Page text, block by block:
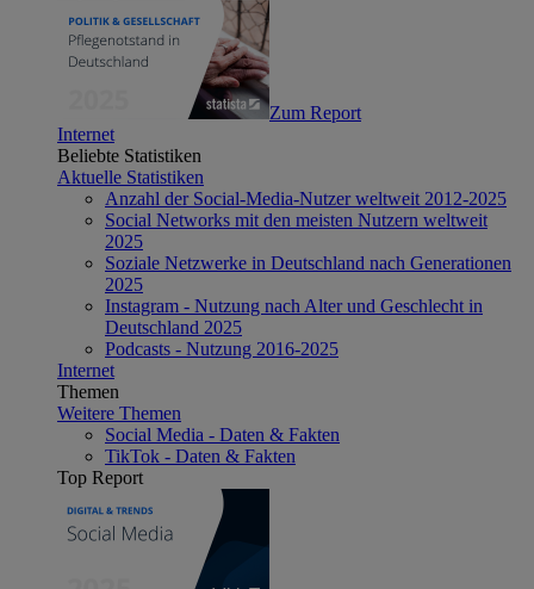
Zum Report
Internet
Beliebte Statistiken
Aktuelle Statistiken
Anzahl der Social-Media-Nutzer weltweit 2012-2025
Social Networks mit den meisten Nutzern weltweit
2025
Soziale Netzwerke in Deutschland nach Generationen
2025
Instagram - Nutzung nach Alter und Geschlecht in
Deutschland 2025
Podcasts - Nutzung 2016-2025
Internet
Themen
Weitere Themen
Social Media - Daten & Fakten
TikTok - Daten & Fakten
Top Report